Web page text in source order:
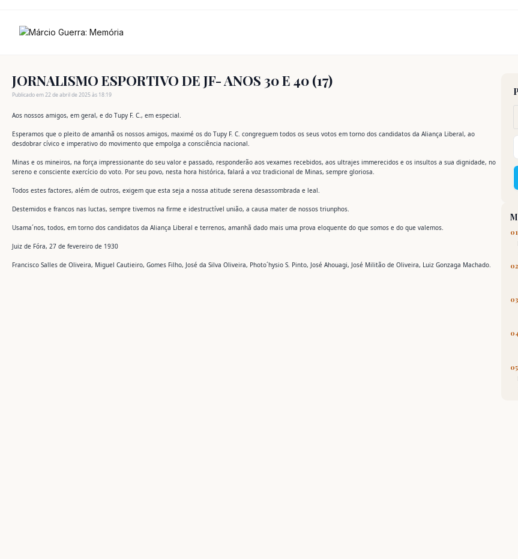
JORNALISMO ESPORTIVO DE JF- ANOS 30 E 40 (17)
Publicado em 22 de abril de 2025 às 18:19
Aos nossos amigos, em geral, e do Tupy F. C., em especial.
Esperamos que o pleito de amanhã os nossos amigos, maximé os do Tupy F. C. congreguem todos os seus votos em torno dos candidatos da Aliança Liberal, ao
desdobrar cívico e imperativo do movimento que empolga a consciência nacional.
Minas e os mineiros, na força impressionante do seu valor e passado, responderão aos vexames recebidos, aos ultrajes immerecidos e os insultos a sua dignidade, no
sereno e consciente exercício do voto. Por seu povo, nesta hora histórica, falará a voz tradicional de Minas, sempre gloriosa.
Todos estes factores, além de outros, exigem que esta seja a nossa atitude serena desassombrada e leal.
Destemidos e francos nas luctas, sempre tivemos na firme e idestructível união, a causa mater de nossos triunphos.
Usama´nos, todos, em torno dos candidatos da Aliança Liberal e terrenos, amanhã dado mais uma prova eloquente do que somos e do que valemos.
Juiz de Fóra, 27 de fevereiro de 1930
Francisco Salles de Oliveira, Miguel Cautieiro, Gomes Filho, José da Silva Oliveira, Photo´hysio S. Pinto, José Ahouagi, José Militão de Oliveira, Luiz Gonzaga Machado.
01
02
03
05